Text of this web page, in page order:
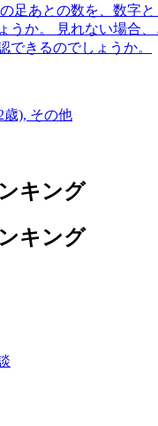
足あとの数を、数字
うか。 見れない場合
できるのでしょうか。
歳), その他
キング
キング